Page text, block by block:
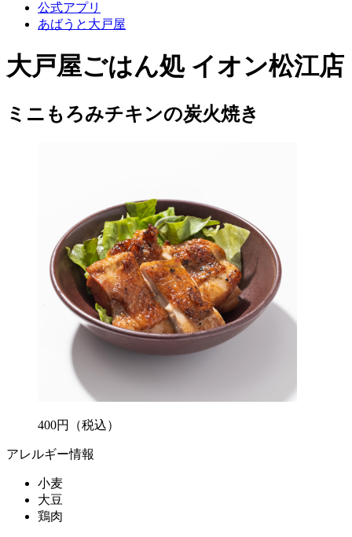
公式アプリ
あばうと大戸屋
大戸屋ごはん処 イオン松江店
ミニもろみチキンの炭火焼き
400円 （税込）
アレルギー情報
小麦
大豆
鶏肉